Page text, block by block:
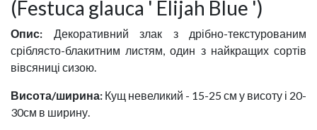
(Festuca glauca ' Elijah Blue ')
Опис: Декоративний злак з дрібно-текстурованим
сріблясто-блакитним листям, один з найкращих сортів
вівсяниці сизою.
Висота/ширина: Кущ невеликий - 15-25 см у висоту і 20-
30см в ширину.